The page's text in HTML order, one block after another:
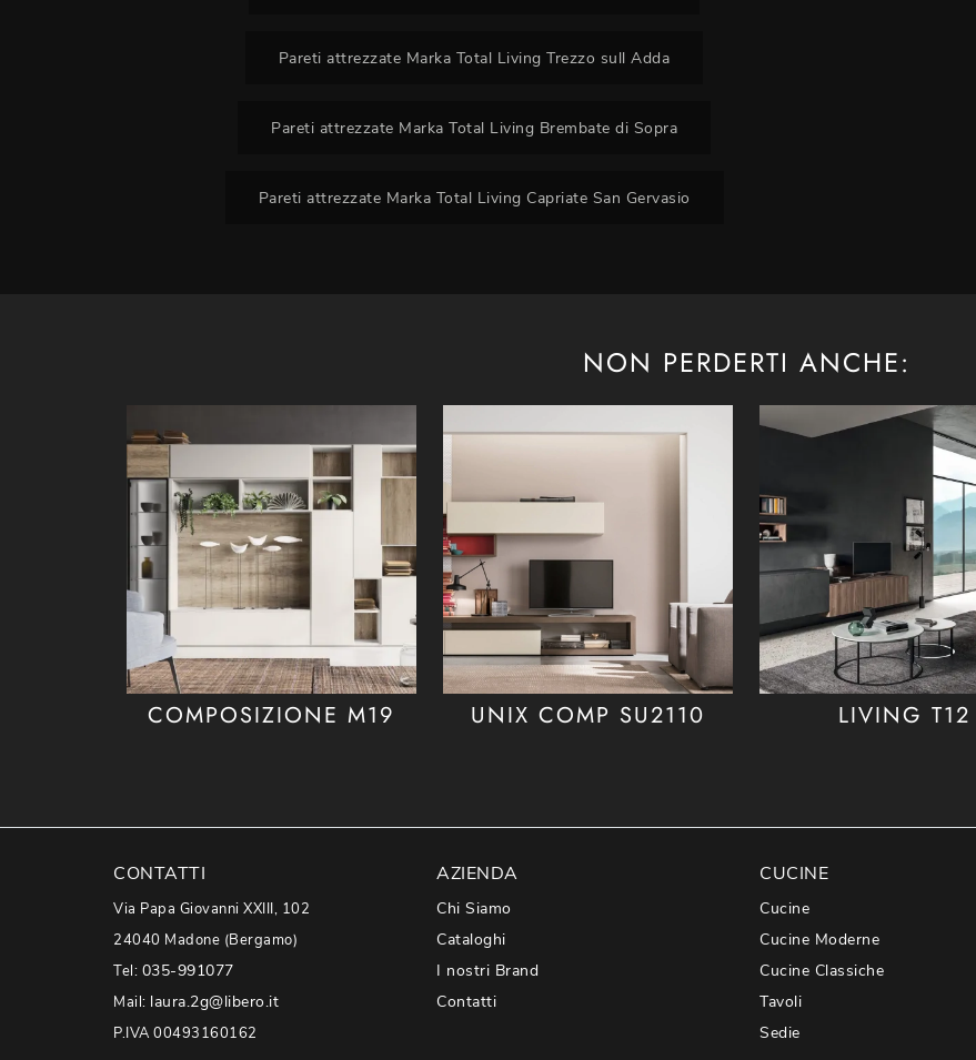
Pareti attrezzate Marka Total Living Trezzo sull Adda
Pareti attrezzate Marka Total Living Brembate di Sopra
Pareti attrezzate Marka Total Living Capriate San Gervasio
NON PERDERTI ANCHE:
COMPOSIZIONE M19 UNIX COMP SU2110 LIVING T12
CONTATTI
Via Papa Giovanni XXIII, 102
24040 Madone (Bergamo)
Tel: 035-991077
Mail: laura.2g@libero.it
P.IVA 00493160162
AZIENDA
Chi Siamo
Cataloghi
I nostri Brand
Contatti
CUCINE
Cucine
Cucine Moderne
Cucine Classiche
Tavoli
Sedie